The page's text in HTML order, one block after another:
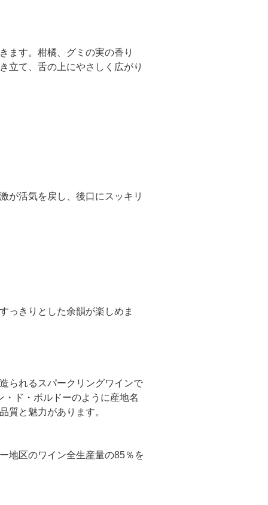
ます。柑橘、グミの実の香り
立て、舌の上にやさしく広がり
が活気を戻し、後口にスッキリ
っきりとした余韻が楽しめま
られるスパークリングワインで
ド・ボルドーのように産地名
質と魅力があります。
地区のワイン全生産量の85％を